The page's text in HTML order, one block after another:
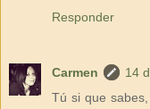
Responder
Carmen
14
Tú si que